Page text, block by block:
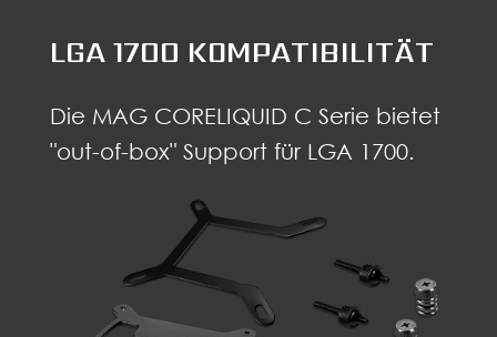
LGA 1700 KOMPATIBILITÄT
Die MAG CORELIQUID C Serie bietet
"out-of-box" Support für LGA 1700.